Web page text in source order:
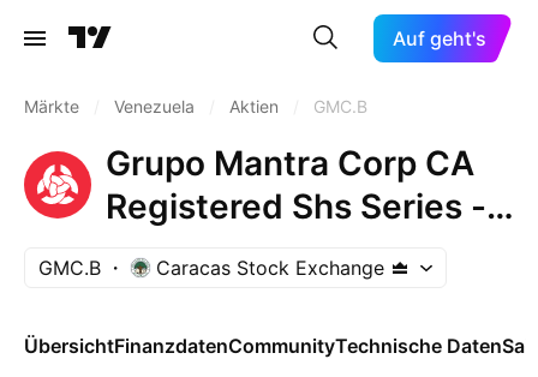
Auf geht's
Märkte Venezuela Aktien GMC.B
Grupo Mantra Corp CA
Registered Shs Series -
B-
GMC.B Caracas Stock Exchange
ÜbersichtFinanzdatenCommunityTechnische Daten